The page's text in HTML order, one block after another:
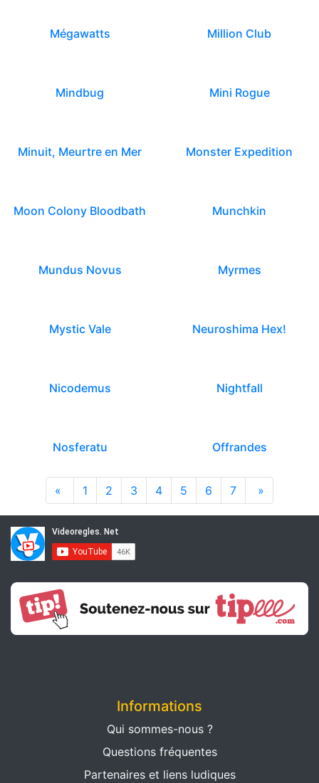
Mégawatts Million Club
Mindbug Mini Rogue
Minuit, Meurtre en Mer Monster Expedition
Moon Colony Bloodbath Munchkin
Mundus Novus Myrmes
Mystic Vale Neuroshima Hex!
Nicodemus Nightfall
Nosferatu Offrandes
« 1 2 3 4 5 6 7 »
Informations
Qui sommes-nous ?
Questions fréquentes
Partenaires et liens ludiques